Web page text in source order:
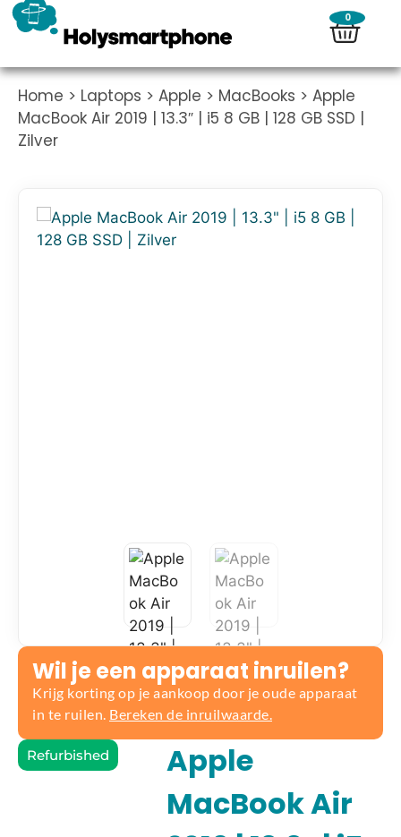
0
Home > Laptops > Apple > MacBooks > Apple
MacBook Air 2019 | 13.3″ | i5 8 GB | 128 GB SSD |
Zilver
Wil je een apparaat inruilen?
Krijg korting op je aankoop door je oude apparaat
in te ruilen. Bereken de inruilwaarde.
Refurbished
Apple
MacBook Air